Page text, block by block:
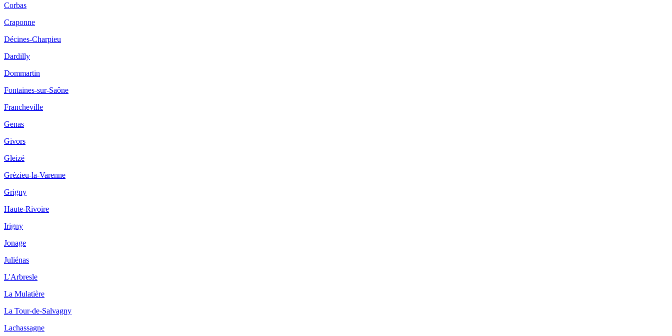
Corbas
Craponne
Décines-Charpieu
Dardilly
Dommartin
Fontaines-sur-Saône
Francheville
Genas
Givors
Gleizé
Grézieu-la-Varenne
Grigny
Haute-Rivoire
Irigny
Jonage
Juliénas
L'Arbresle
La Mulatière
La Tour-de-Salvagny
Lachassagne